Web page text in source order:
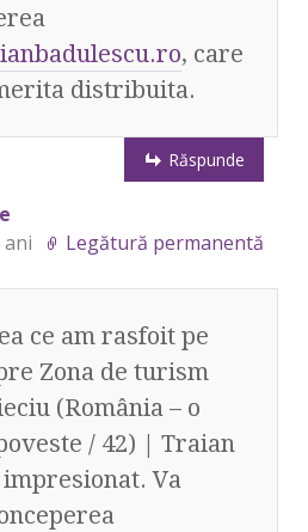
, care
distribuita.
Răspunde
ani
Legătură permanentă
ce am rasfoit pe
Zona de turism
(România – o
/ 42) | Traian
Va